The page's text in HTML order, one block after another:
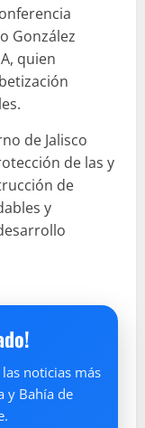
González
quien
de Jalisco
de las y
de
y
noticias más
y Bahía de